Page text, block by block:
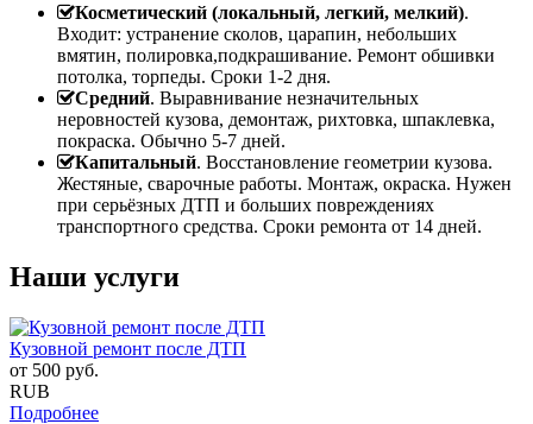
Косметический (локальный, легкий, мелкий).
Входит: устранение сколов, царапин, небольших
вмятин, полировка,подкрашивание. Ремонт обшивки
потолка, торпеды. Сроки 1-2 дня.
Средний. Выравнивание незначительных
неровностей кузова, демонтаж, рихтовка, шпаклевка,
покраска. Обычно 5-7 дней.
Капитальный. Восстановление геометрии кузова.
Жестяные, сварочные работы. Монтаж, окраска. Нужен
при серьёзных ДТП и больших повреждениях
транспортного средства. Сроки ремонта от 14 дней.
Наши услуги
Кузовной ремонт после ДТП
от 500 руб.
RUB
Подробнее